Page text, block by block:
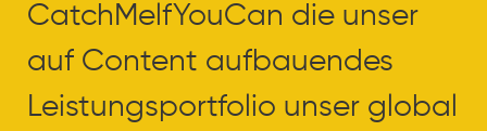
CatchMelfYouCan die unser
auf Content aufbauendes
Leistungsportfolio unser global